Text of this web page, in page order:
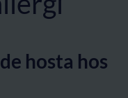
hosta hos